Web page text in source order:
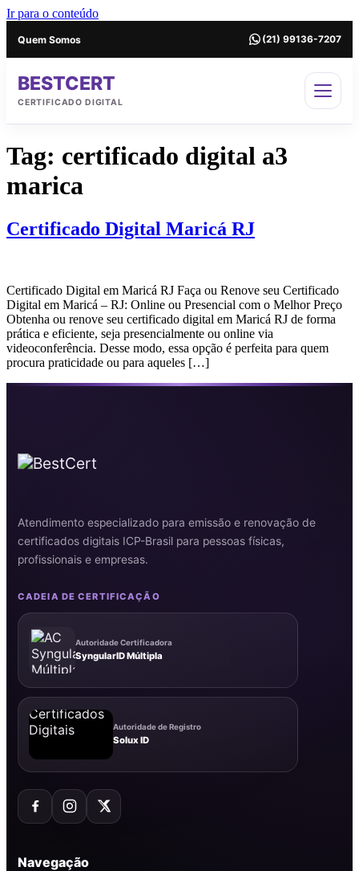
Ir para o conteúdo
Quem Somos (21) 99136-7207
BESTCERT
CERTIFICADO DIGITAL
Tag: certificado digital a3
marica
Certificado Digital Maricá RJ
Certificado Digital em Maricá RJ Faça ou Renove seu Certificado
Digital em Maricá – RJ: Online ou Presencial com o Melhor Preço
Obtenha ou renove seu certificado digital em Maricá RJ de forma
prática e eficiente, seja presencialmente ou online via
videoconferência. Desse modo, essa opção é perfeita para quem
procura praticidade ou para aqueles […]
Atendimento especializado para emissão e renovação de
certificados digitais ICP-Brasil para pessoas físicas,
profissionais e empresas.
CADEIA DE CERTIFICAÇÃO
Autoridade Certificadora
SyngularID Múltipla
Autoridade de Registro
Solux ID
Navegação